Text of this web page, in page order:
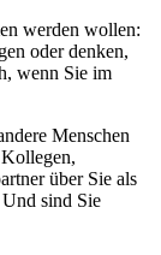
werden wollen:
oder denken,
wenn Sie im
Menschen
über Sie als
sind Sie